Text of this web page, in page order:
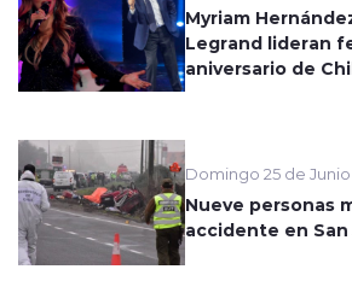
Myriam
Legrand lideran
aniversario de
Domingo 25 de
Nueve personas
accidente en San